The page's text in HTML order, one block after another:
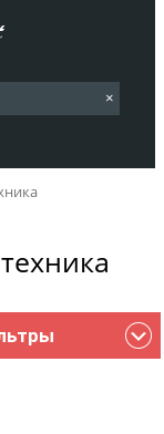
×